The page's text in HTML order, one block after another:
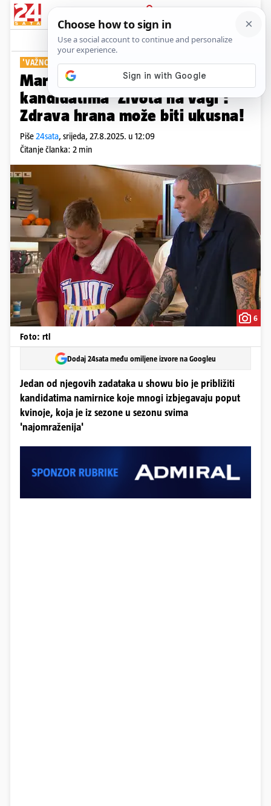
PRIJAVA
Show Komentari
'VAŽNO JE RAZBITI PREDRASUDE'
Mario Mandarić pomagao je
kandidatima 'Života na vagi':
Zdrava hrana može biti ukusna!
Piše24sata, srijeda, 27.8.2025. u 12:09
Čitanje članka: 2 min
6
Foto: rtl
Dodaj 24sata među omiljene izvore na Googleu
Jedan od njegovih zadataka u showu bio je približiti
kandidatima namirnice koje mnogi izbjegavaju poput
kvinoje, koja je iz sezone u sezonu svima
'najomraženija'